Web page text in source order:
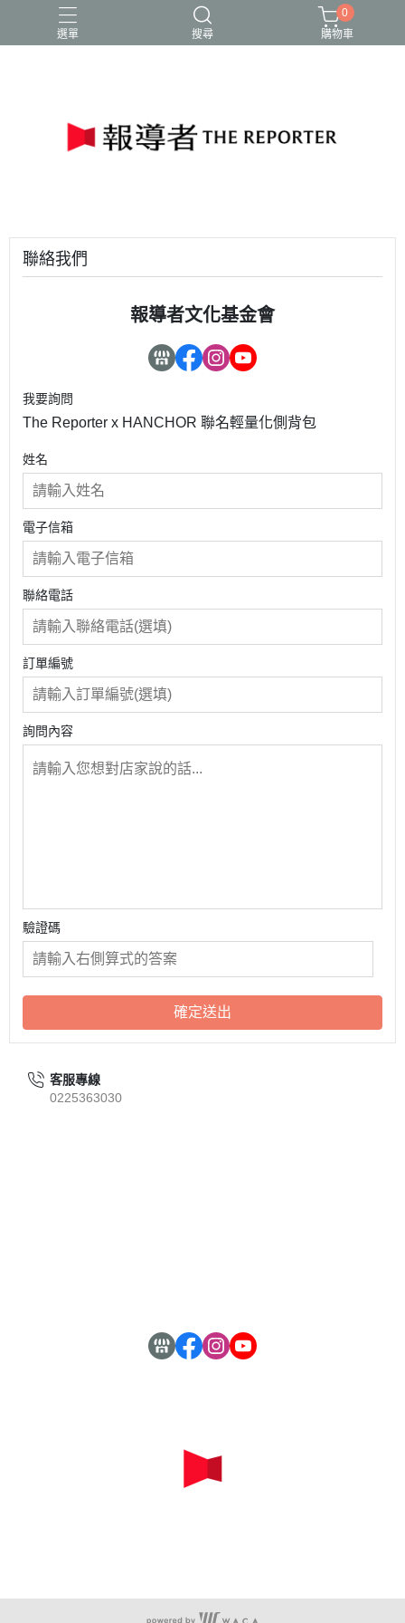
選單 搜尋
0
購物車
聯絡我們
報導者文化基金會
我要詢問
The Reporter x HANCHOR 聯名輕量化側背包
姓名
電子信箱
聯絡電話
訂單編號
詢問內容
驗證碼
確定送出
客服專線
0225363030